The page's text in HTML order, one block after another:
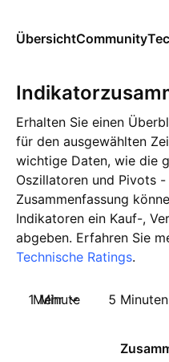
ÜbersichtCommunity
Erhalten Sie einen
für den ausgewählten
wichtige Daten, wie die
Oszillatoren und Pivots
Zusammenfassung
Indikatoren ein Kauf-,
abgeben. Erfahren Sie
Technische Ratings.
1 Minute 5 Minuten
Mehr